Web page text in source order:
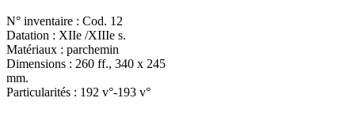
N° inventaire : Cod. 12
Datation : XIIe /XIIIe s.
Matériaux : parchemin
Dimensions : 260 ff., 340 x 245
mm.
Particularités : 192 v°-193 v°